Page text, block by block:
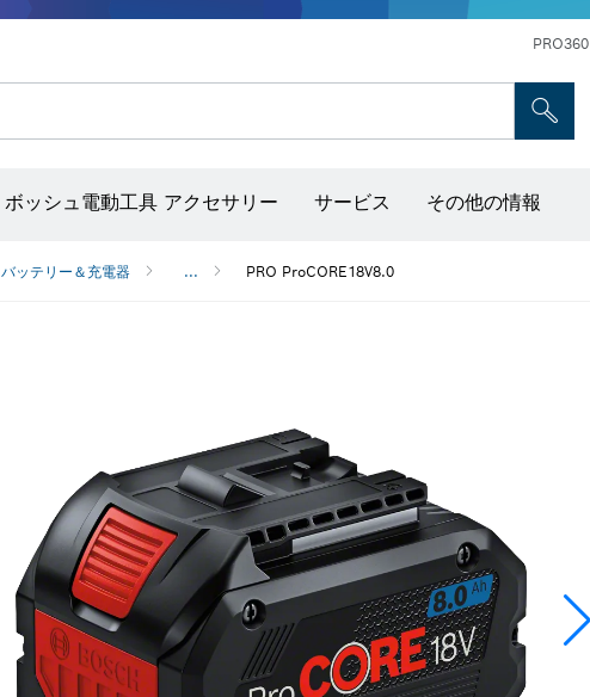
PRO360
ボッシュ電動工具 アクセサリー サービス その他の情報
バッテリー＆充電器 ... PRO ProCORE18V8.0